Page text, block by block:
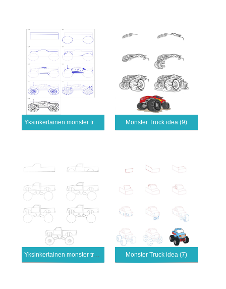
Yksinkertainen monster truck (2) Monster Truck idea (9)
Yksinkertainen monster truck (3) Monster Truck idea (7)